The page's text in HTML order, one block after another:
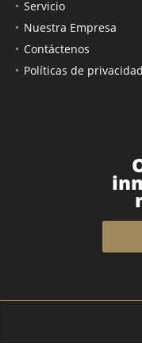
Servicio
Nuestra Empresa
Contáctenos
Políticas de privacidad